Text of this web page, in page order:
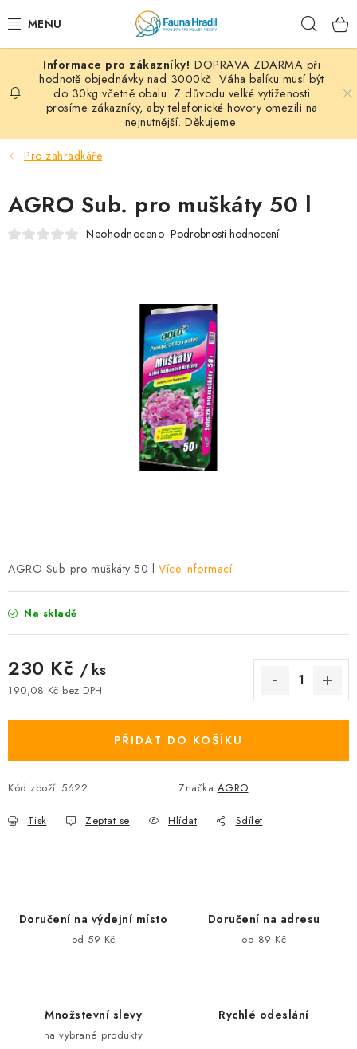
na
PAPOUŠCI A EXOTI
ZRNINY A OBILOVINY
MDM KRMIVA
BLOG
KONTAKT
VÝPRODEJ
ZNAČKY
Detail objednávky
Obchodní podmínky
Mapa serveru Kontakt
DOPRAVA ZDARMA při
hodnotě objednávky nad 3000kč. Váha balíku musí být
do 30kg včetně obalu. Z důvodu velké vytíženosti
prosíme zákazníky, aby telefonické hovory omezili na
nejnutnější. Děkujeme.
Pro zahradkáře
AGRO Sub. pro muškáty 50 l Více informací
Na skladě
230 Kč / ks
190,08 Kč bez DPH
PŘIDAT DO KOŠÍKU
Kód zboží: 5622 Značka:AGRO
Tisk Zeptat se Hlídat Sdílet
AGRO Sub. pro muškáty 50 l
Neohodnoceno Podrobnosti hodnocení
Doručení na výdejní místo
od 59 Kč
Doručení na adresu
od 89 Kč
Množstevní slevy
na vybrané produkty
Rychlé odeslání